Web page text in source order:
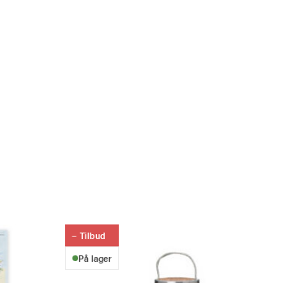
Tilbud
På lager